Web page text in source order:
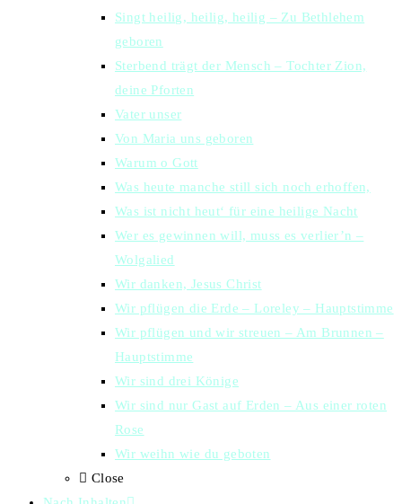
Singt heilig, heilig, heilig – Zu Bethlehem
geboren
Sterbend trägt der Mensch – Tochter Zion,
deine Pforten
Vater unser
Von Maria uns geboren
Warum o Gott
Was heute manche still sich noch erhoffen,
Was ist nicht heut‘ für eine heilige Nacht
Wer es gewinnen will, muss es verlier’n –
Wolgalied
Wir danken, Jesus Christ
Wir pflügen die Erde – Loreley – Hauptstimme
Wir pflügen und wir streuen – Am Brunnen –
Hauptstimme
Wir sind drei Könige
Wir sind nur Gast auf Erden – Aus einer roten
Rose
Wir weihn wie du geboten
Close